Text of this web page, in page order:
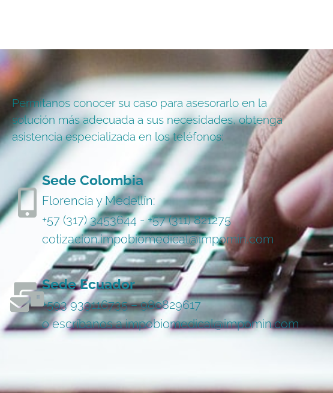
Permítanos conocer su caso para asesorarlo en la
solución más adecuada a sus necesidades, obtenga
asistencia especializada en los teléfonos:
Sede Colombia
Florencia y Medellín:
+57 (317) 3453644 - +57 (311) 821275
cotizacion.impobiomedical@impomin.com
Sede Ecuador
+593 939116735 – 980829617
o escríbanos a impobiomedical@impomin.com